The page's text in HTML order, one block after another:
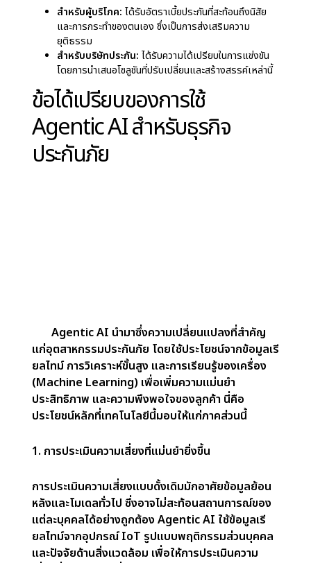
สำหรับบริษัทประกัน:ความแม่นยำนี้ช่วยให้สามารถสร้าง
กรมธรรม์ที่ปรับแต่งเฉพาะบุคคลได้สูง
สำหรับผู้บริโภค:
และค่าเบี้ยประกันที่ยุติธรรม เพื่อให้มั่นใจว่าจะไม่ถูกคิดค่า
บริการสูงเกินไปหรือได้รับความคุ้มครองต่ำกว่าที่ควร
3. การสนับสนุนลูกค้าตลอด 24 ชั่วโมง
ผู้ช่วยเสมือนและแชทบอทที่ขับเคลื่อนด้วย AI กำลัง
ผลลัพธ์:ลูกค้าได้รับความช่วยเหลือตลอดเวลา ในขณะที่
บริษัทประกันสามารถลดค่าใช้จ่ายในการดูแลทีมบริการ
ลูกค้าขนาดใหญ่
4. การตรวจจับและป้องกันการฉ้อโกง
การฉ้อโกงยังคงเป็นปัญหาสำคัญในอุตสาหกรรม
ประกันสำหรับผู้ถือกรมธรรม์ที่ซื่อสัตย์ Agentic AI มี
ความสามารถโดดเด่นในการระบุรูปแบบที่ผิดปกติและ
ความผิดปรกติของข้อมูล ทำให้สามารถตรวจจับและ
ระบุกิจกรรมที่อาจเป็นการฉ้อโกงได้อย่างแม่นยำสูง